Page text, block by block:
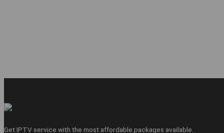
Get IPTV service with the most affordable packages available.